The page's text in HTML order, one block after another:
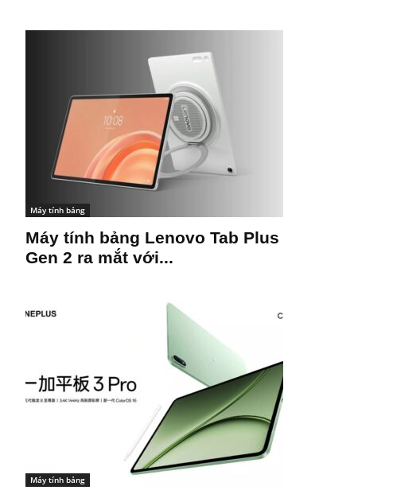
Máy tính bảng
Máy tính bảng Lenovo Tab Plus
Gen 2 ra mắt với...
Máy tính bảng